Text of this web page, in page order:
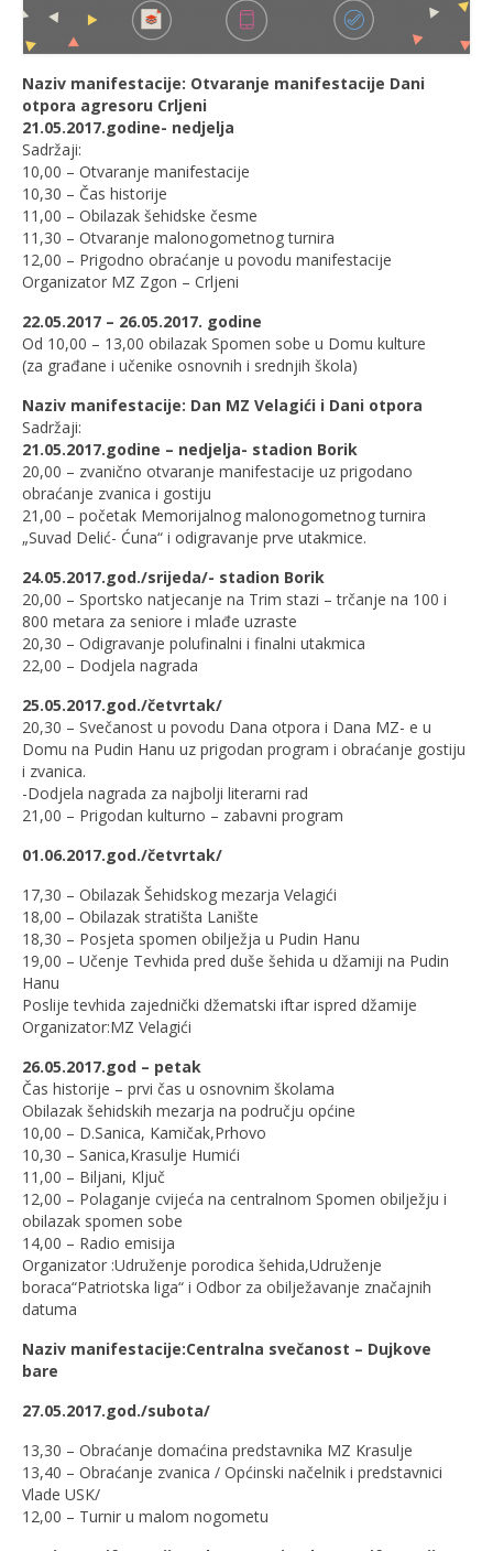
Naziv manifestacije: Otvaranje manifestacije Dani
otpora agresoru Crljeni
21.05.2017.godine- nedjelja
Sadržaji:
10,00 – Otvaranje manifestacije
10,30 – Čas historije
11,00 – Obilazak šehidske česme
11,30 – Otvaranje malonogometnog turnira
12,00 – Prigodno obraćanje u povodu manifestacije
Organizator MZ Zgon – Crljeni
22.05.2017 – 26.05.2017. godine
Od 10,00 – 13,00 obilazak Spomen sobe u Domu kulture
(za građane i učenike osnovnih i srednjih škola)
Naziv manifestacije: Dan MZ Velagići i Dani otpora
Sadržaji:
21.05.2017.godine – nedjelja- stadion Borik
20,00 – zvanično otvaranje manifestacije uz prigodano
obraćanje zvanica i gostiju
21,00 – početak Memorijalnog malonogometnog turnira
„Suvad Delić- Ćuna“ i odigravanje prve utakmice.
24.05.2017.god./srijeda/- stadion Borik
20,00 – Sportsko natjecanje na Trim stazi – trčanje na 100 i
800 metara za seniore i mlađe uzraste
20,30 – Odigravanje polufinalni i finalni utakmica
22,00 – Dodjela nagrada
25.05.2017.god./četvrtak/
20,30 – Svečanost u povodu Dana otpora i Dana MZ- e u
Domu na Pudin Hanu uz prigodan program i obraćanje gostiju
i zvanica.
-Dodjela nagrada za najbolji literarni rad
21,00 – Prigodan kulturno – zabavni program
01.06.2017.god./četvrtak/
17,30 – Obilazak Šehidskog mezarja Velagići
18,00 – Obilazak stratišta Lanište
18,30 – Posjeta spomen obilježja u Pudin Hanu
19,00 – Učenje Tevhida pred duše šehida u džamiji na Pudin
Hanu
Poslije tevhida zajednički džematski iftar ispred džamije
Organizator:MZ Velagići
26.05.2017.god – petak
Čas historije – prvi čas u osnovnim školama
Obilazak šehidskih mezarja na području općine
10,00 – D.Sanica, Kamičak,Prhovo
10,30 – Sanica,Krasulje Humići
11,00 – Biljani, Ključ
12,00 – Polaganje cvijeća na centralnom Spomen obilježju i
obilazak spomen sobe
14,00 – Radio emisija
Organizator :Udruženje porodica šehida,Udruženje
boraca“Patriotska liga“ i Odbor za obilježavanje značajnih
datuma
Naziv manifestacije:Centralna svečanost – Dujkove
bare
27.05.2017.god./subota/
13,30 – Obraćanje domaćina predstavnika MZ Krasulje
13,40 – Obraćanje zvanica / Općinski načelnik i predstavnici
Vlade USK/
12,00 – Turnir u malom nogometu